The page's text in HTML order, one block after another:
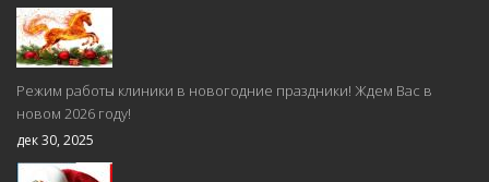
Режим работы клиники в новогодние праздники! Ждем Вас в
новом 2026 году!
дек 30, 2025